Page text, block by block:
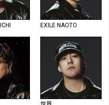
EXILE NAOTO